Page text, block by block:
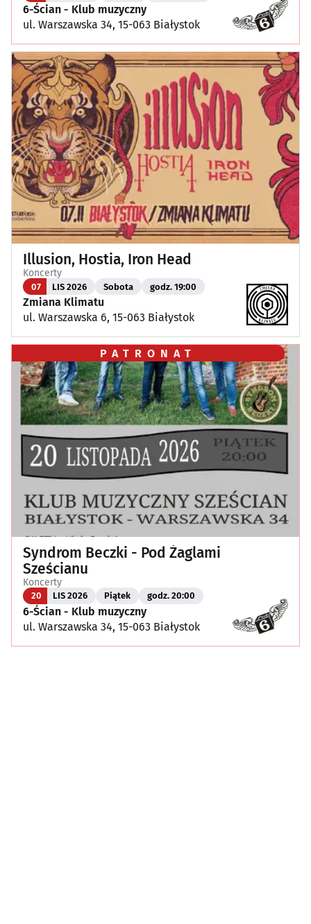
6-Ścian - Klub muzyczny
ul. Warszawska 34, 15-063 Białystok
Illusion, Hostia, Iron Head
Koncerty
07 LIS 2026 Sobota godz. 19:00
Zmiana Klimatu
ul. Warszawska 6, 15-063 Białystok
PATRONAT
Syndrom Beczki - Pod Żaglami
Sześcianu
Koncerty
20 LIS 2026 Piątek godz. 20:00
6-Ścian - Klub muzyczny
ul. Warszawska 34, 15-063 Białystok